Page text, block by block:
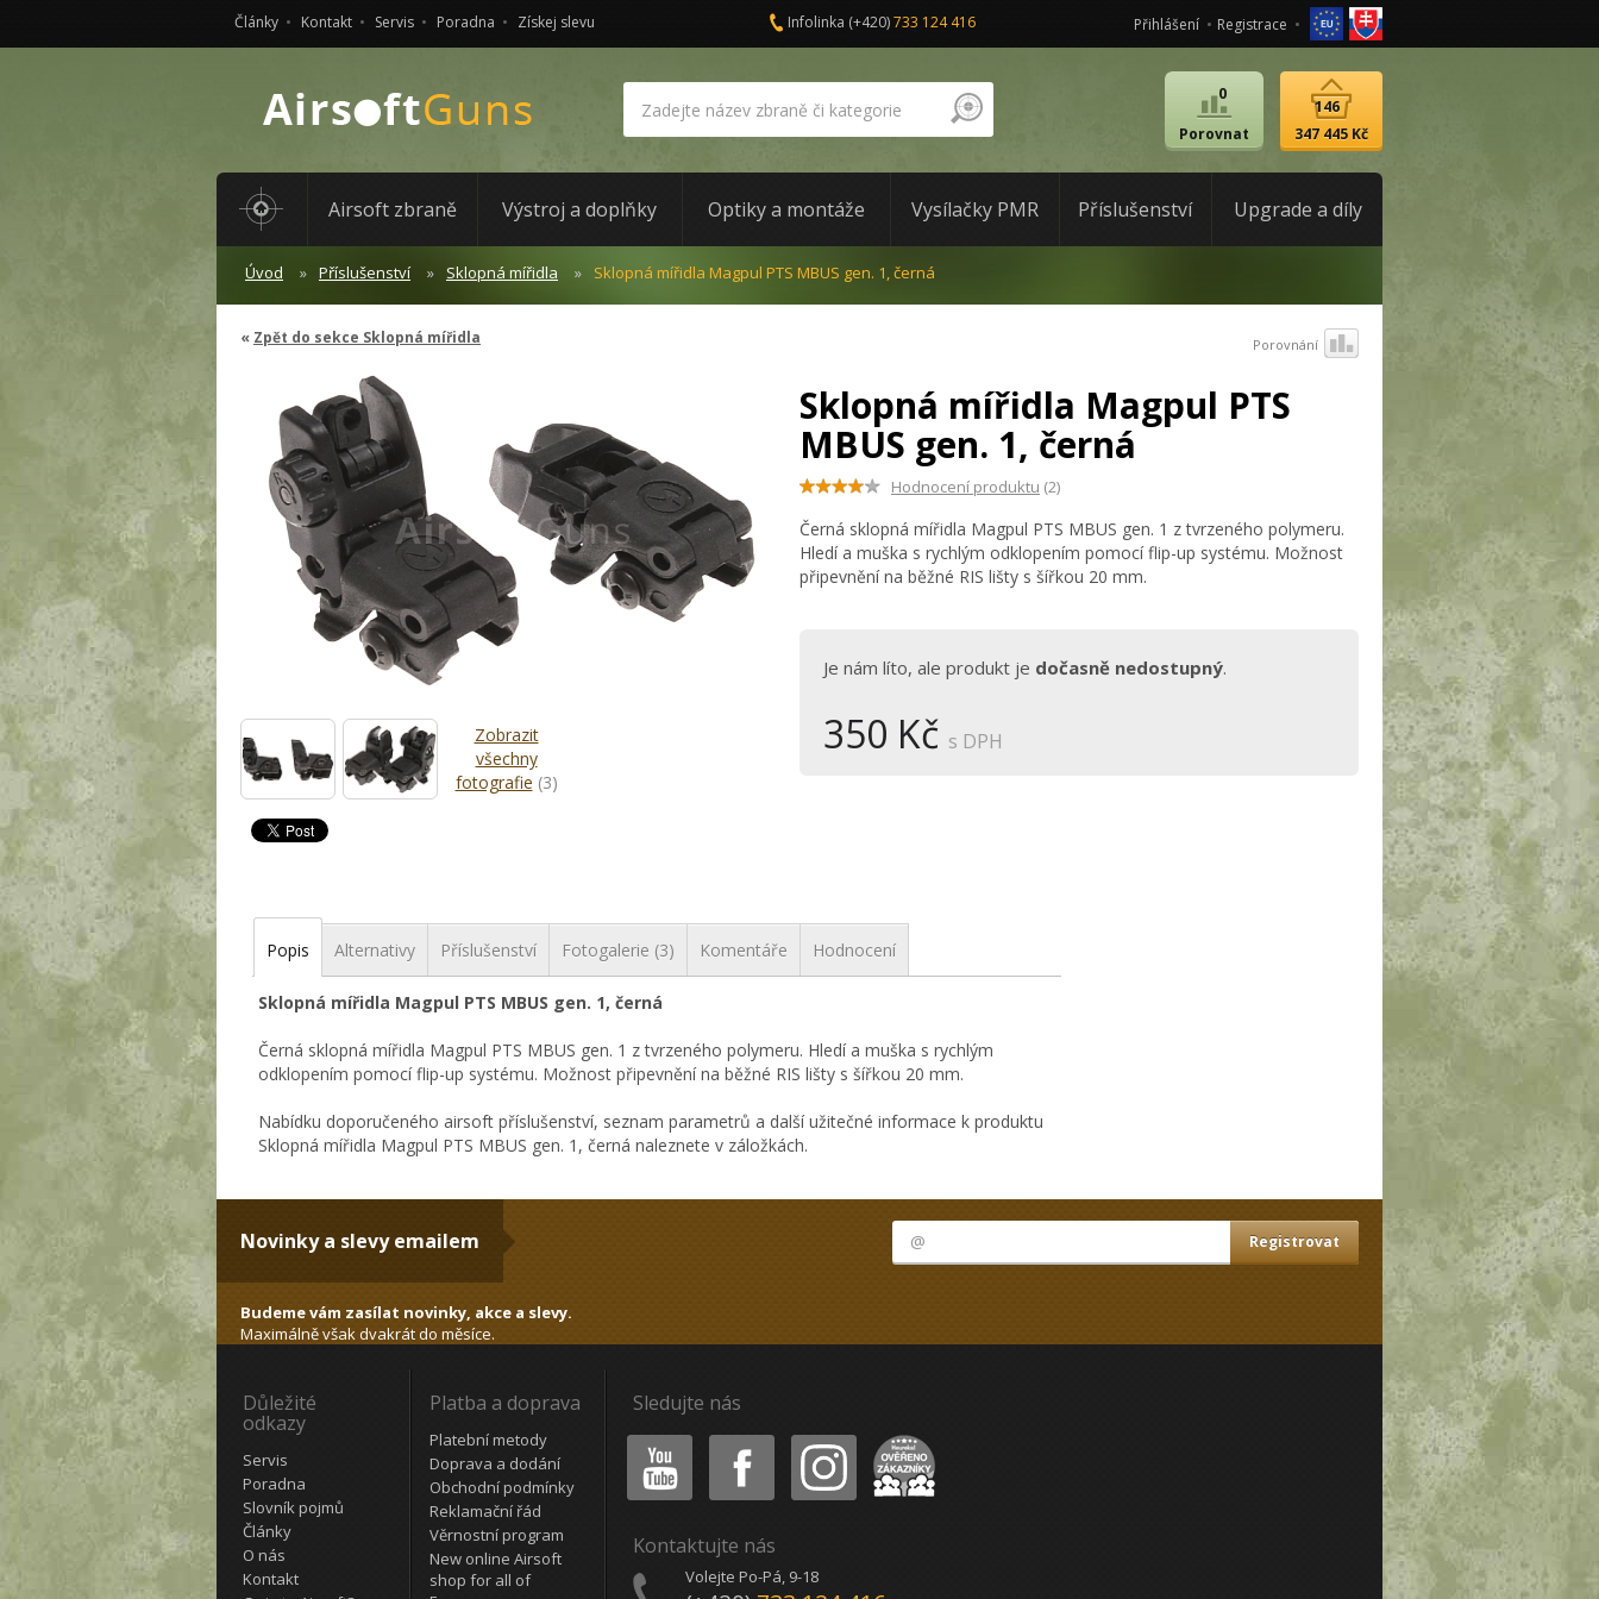
Články Kontakt Servis Poradna Získej slevu Infolinka (+420)733 124 416 Přihlášení Registrace
Porovnat
0
347 445 Kč
146
Airsoft zbraně Výstroj a doplňky Optiky a montáže Vysílačky PMR Příslušenství Upgrade a díly
Úvod Příslušenství Sklopná mířidla Sklopná mířidla Magpul PTS MBUS gen. 1, černá
Zpět do sekce Sklopná mířidla Porovnání
Zobrazit
všechny
fotografie (3)
Sklopná mířidla Magpul PTS
MBUS gen. 1, černá
Hodnocení produktu (2)
Černá sklopná mířidla Magpul PTS MBUS gen. 1 z tvrzeného polymeru.
Hledí a muška s rychlým odklopením pomocí flip-up systému. Možnost
připevnění na běžné RIS lišty s šířkou 20 mm.
Je nám líto, ale produkt je dočasně nedostupný.
350 Kč s DPH
Popis Alternativy Příslušenství Fotogalerie (3) Komentáře Hodnocení
Sklopná mířidla Magpul PTS MBUS gen. 1, černá
Černá sklopná mířidla Magpul PTS MBUS gen. 1 z tvrzeného polymeru. Hledí a muška s rychlým
odklopením pomocí flip-up systému. Možnost připevnění na běžné RIS lišty s šířkou 20 mm.
Nabídku doporučeného airsoft příslušenství, seznam parametrů a další užitečné informace k produktu
Sklopná mířidla Magpul PTS MBUS gen. 1, černá naleznete v záložkách.
Novinky a slevy emailem
Budeme vám zasílat novinky, akce a slevy.
Maximálně však dvakrát do měsíce.
Důležité
odkazy
Servis
Poradna
Slovník pojmů
Články
O nás
Kontakt
Platba a doprava
Platební metody
Doprava a dodání
Obchodní podmínky
Reklamační řád
Věrnostní program
New online Airsoft
shop for all of
Sledujte nás
Youtube Facebook Instagram Heureka
Kontaktujte nás
Volejte Po-Pá, 9-18